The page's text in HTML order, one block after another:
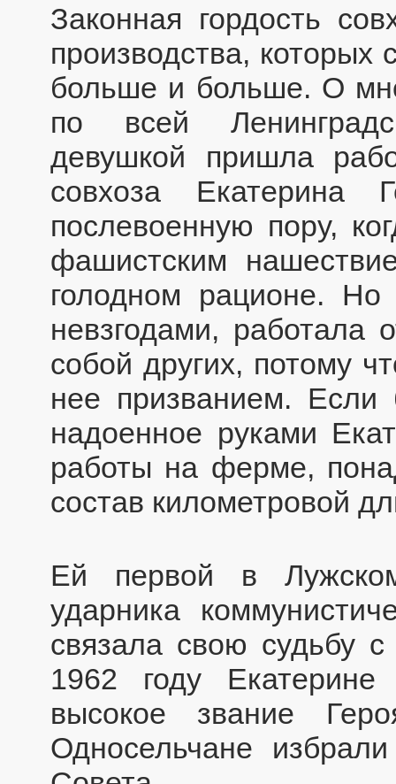
Законная гордость
производства, которых
больше и больше. О
по всей
девушкой пришла
совхоза
послевоенную пору,
фашистским
голодном рационе.
невзгодами, работала
собой других, потому
нее призванием.
надоенное руками
работы на ферме,
состав километровой
Ей первой в
ударника
связала свою судьбу
1962 году
высокое звание
Односельчане